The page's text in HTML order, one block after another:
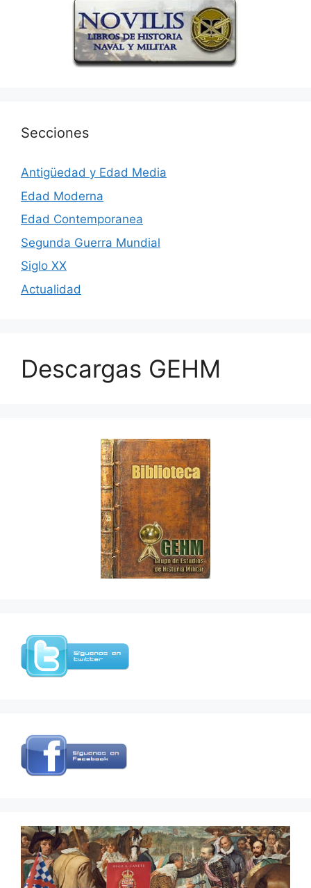
Secciones
Antigüedad y Edad Media
Edad Moderna
Edad Contemporanea
Segunda Guerra Mundial
Siglo XX
Actualidad
Descargas GEHM